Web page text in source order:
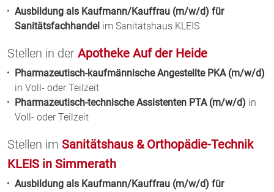
Ausbildung als Kaufmann/Kauffrau (m/w/d) für
Sanitätsfachhandel im Sanitätshaus KLEIS
Stellen in der Apotheke Auf der Heide
Pharmazeutisch-kaufmännische Angestellte PKA (m/w/d)
in Voll- oder Teilzeit
Pharmazeutisch-technische Assistenten PTA (m/w/d) in
Voll- oder Teilzeit
Stellen im Sanitätshaus & Orthopädie-Technik
KLEIS in Simmerath
Ausbildung als Kaufmann/Kauffrau (m/w/d) für